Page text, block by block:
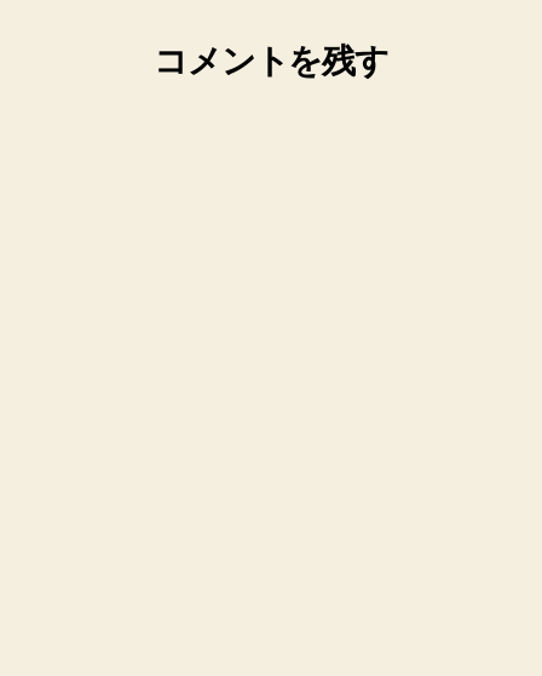
コメントを残す